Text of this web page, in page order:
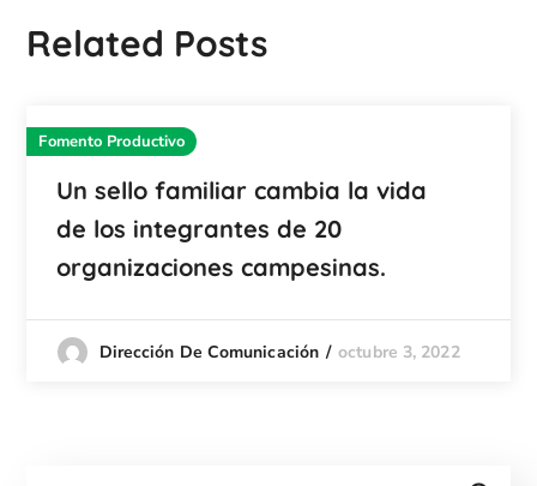
Related Posts
Fomento Productivo
Un sello familiar cambia la vida
de los integrantes de 20
organizaciones campesinas.
Dirección De Comunicación octubre 3, 2022